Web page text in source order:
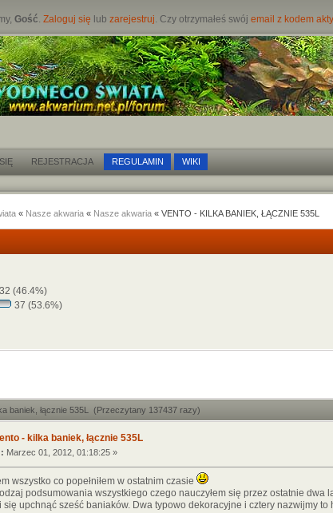
Gość. Zaloguj się lub zarejestruj. Czy otrzymałeś swój email z kodem
REJESTRACJA REGULAMIN WIKI
« Nasze akwaria « Nasze akwaria « VENTO - KILKA BANIEK, ŁĄCZNIE 535L
32 (46.4%)
37 (53.6%)
baniek, łącznie 535L (Przeczytany 137437 razy)
- kilka baniek, łącznie 535L
: Marzec 01, 2012, 01:18:25 »
wszystko co popełniłem w ostatnim czasie
podsumowania wszystkiego czego nauczyłem się przez ostatnie dwa
się upchnąć sześć baniaków. Dwa typowo dekoracyjne i cztery nazwijmy